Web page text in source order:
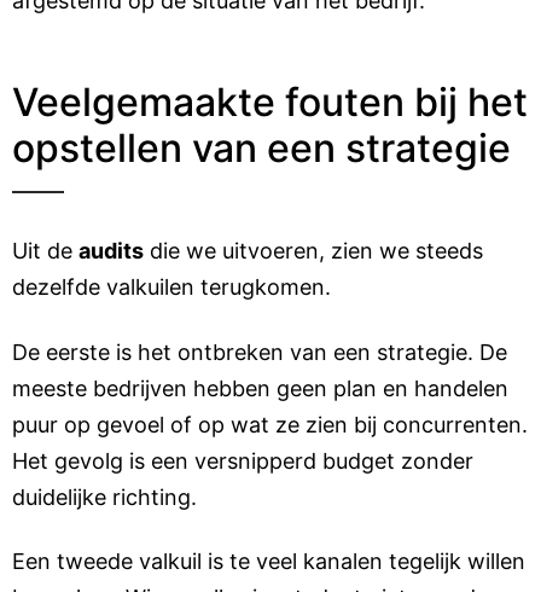
Veelgemaakte fouten bij het
opstellen van een strategie
Uit de audits die we uitvoeren, zien we steeds
dezelfde valkuilen terugkomen.
De eerste is het ontbreken van een strategie. De
meeste bedrijven hebben geen plan en handelen
puur op gevoel of op wat ze zien bij concurrenten.
Het gevolg is een versnipperd budget zonder
duidelijke richting.
Een tweede valkuil is te veel kanalen tegelijk willen